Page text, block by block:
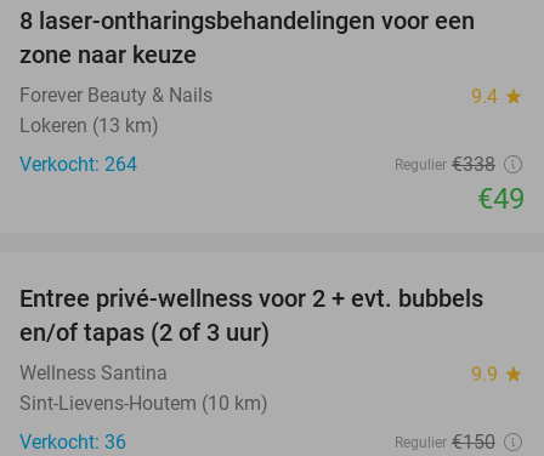
86%
8 laser-ontharingsbehandelingen voor een
zone naar keuze
Forever Beauty & Nails 9.4 star
Lokeren (13 km)
Verkocht: 264
Regulier €338
€49
34%
Entree privé-wellness voor 2 + evt. bubbels
en/of tapas (2 of 3 uur)
Wellness Santina 9.9 star
Sint-Lievens-Houtem (10 km)
Verkocht: 36
Regulier €150